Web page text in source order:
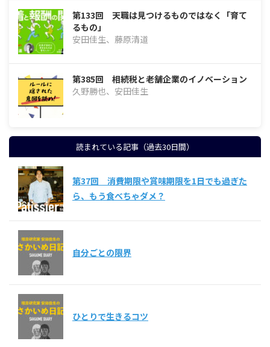
第133回 天職は見つけるものではなく「育て
るもの」
安田佳生、藤原清道
第385回 相続税と老舗企業のイノベーション
久野勝也、安田佳生
読まれている記事（過去30日間）
第37回 消費期限や賞味期限を1日でも過ぎた
ら、もう食べちゃダメ？
自分ごとの限界
ひとりで生きるコツ